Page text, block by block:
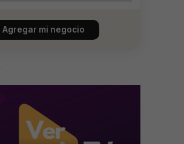
ambientes que invitan a
Agregar mi negocio